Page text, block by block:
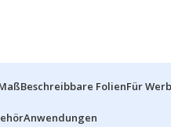
Beschreibbare FolienFür
Anwendungen